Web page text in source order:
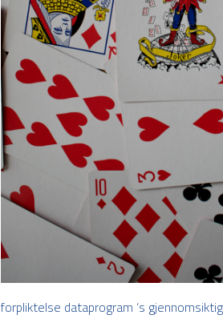
forpliktelse dataprogram ‘s